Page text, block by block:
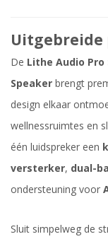
De Lithe Audio Pro
Speaker brengt
design elkaar
wellnessruimtes en
één luidspreker een
versterker, dual-
ondersteuning voor
Sluit simpelweg de